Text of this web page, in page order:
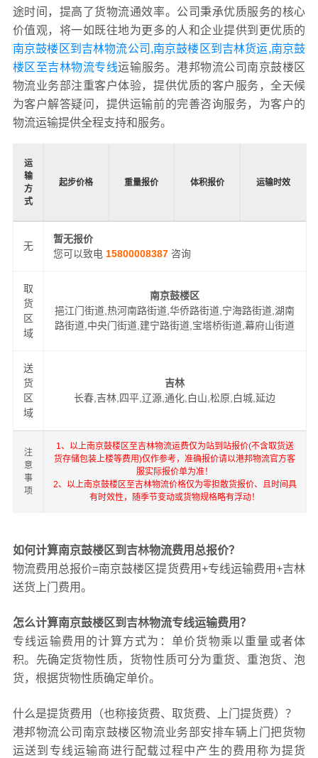
途时间，提高了货物流通效率。公司秉承优质服务的核心
价值观，将一如既往地为更多的人和企业提供到更优质的
南京鼓楼区到吉林物流公司,南京鼓楼区到吉林货运,南京鼓
楼区至吉林物流专线运输服务。港邦物流公司南京鼓楼区
物流业务部注重客户体验，提供优质的客户服务，全天候
为客户解答疑问，提供运输前的完善咨询服务，为客户的
物流运输提供全程支持和服务。
运
输
方
式
起步价格 重量报价 体积报价 运输时效
无
暂无报价
您可以致电 15800008387 咨询
取
货
区
域
南京鼓楼区
挹江门街道,热河南路街道,华侨路街道,宁海路街道,湖南
路街道,中央门街道,建宁路街道,宝塔桥街道,幕府山街道
送
货
区
域
吉林
长春,吉林,四平,辽源,通化,白山,松原,白城,延边
注
意
事
项
1、以上南京鼓楼区至吉林物流运费仅为站到站报价(不含取货送
货存储包装上楼等费用)仅作参考，准确报价请以港邦物流官方客
服实际报价单为准！
2、以上南京鼓楼区至吉林物流价格仅为零担散货报价、且时间具
有时效性，随季节变动或货物规格略有浮动！
如何计算南京鼓楼区到吉林物流费用总报价？
物流费用总报价=南京鼓楼区提货费用+专线运输费用+吉林
送货上门费用。
怎么计算南京鼓楼区到吉林物流专线运输费用？
专线运输费用的计算方式为：单价货物乘以重量或者体
积。先确定货物性质，货物性质可分为重货、重泡货、泡
货，根据货物性质确定单价。
什么是提货费用（也称接货费、取货费、上门提货费）？
港邦物流公司南京鼓楼区物流业务部安排车辆上门把货物
运送到专线运输商进行配载过程中产生的费用称为提货